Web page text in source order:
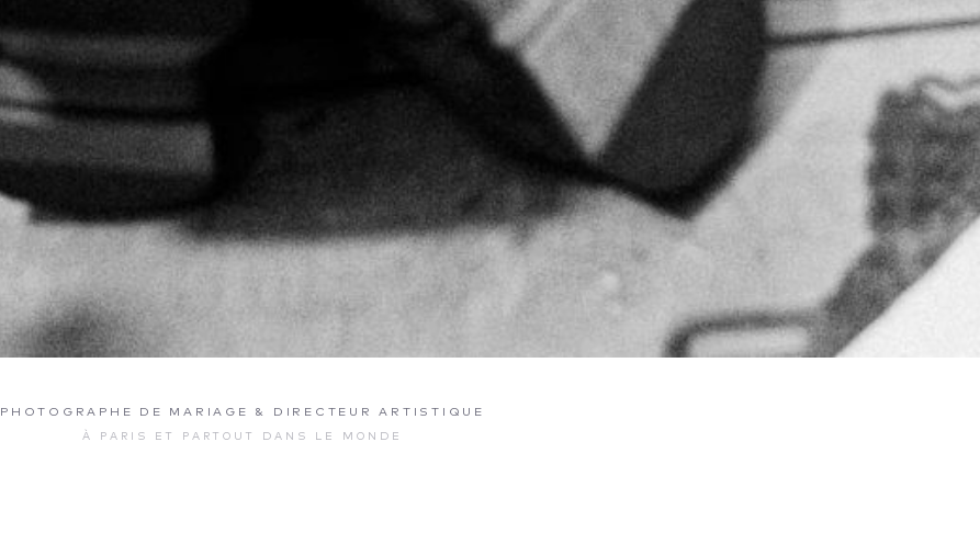
PHOTOGRAPHE DE MARIAGE & DIRECTEUR ARTISTIQUE
À PARIS ET PARTOUT DANS LE MONDE